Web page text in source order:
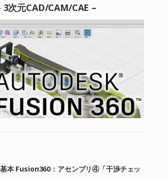
3次元CAD/CAM/CAE –
本 Fusion360：アセンブリ④「干渉チェッ